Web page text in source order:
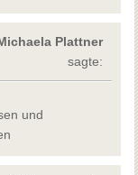
Plattner
sagte:
und